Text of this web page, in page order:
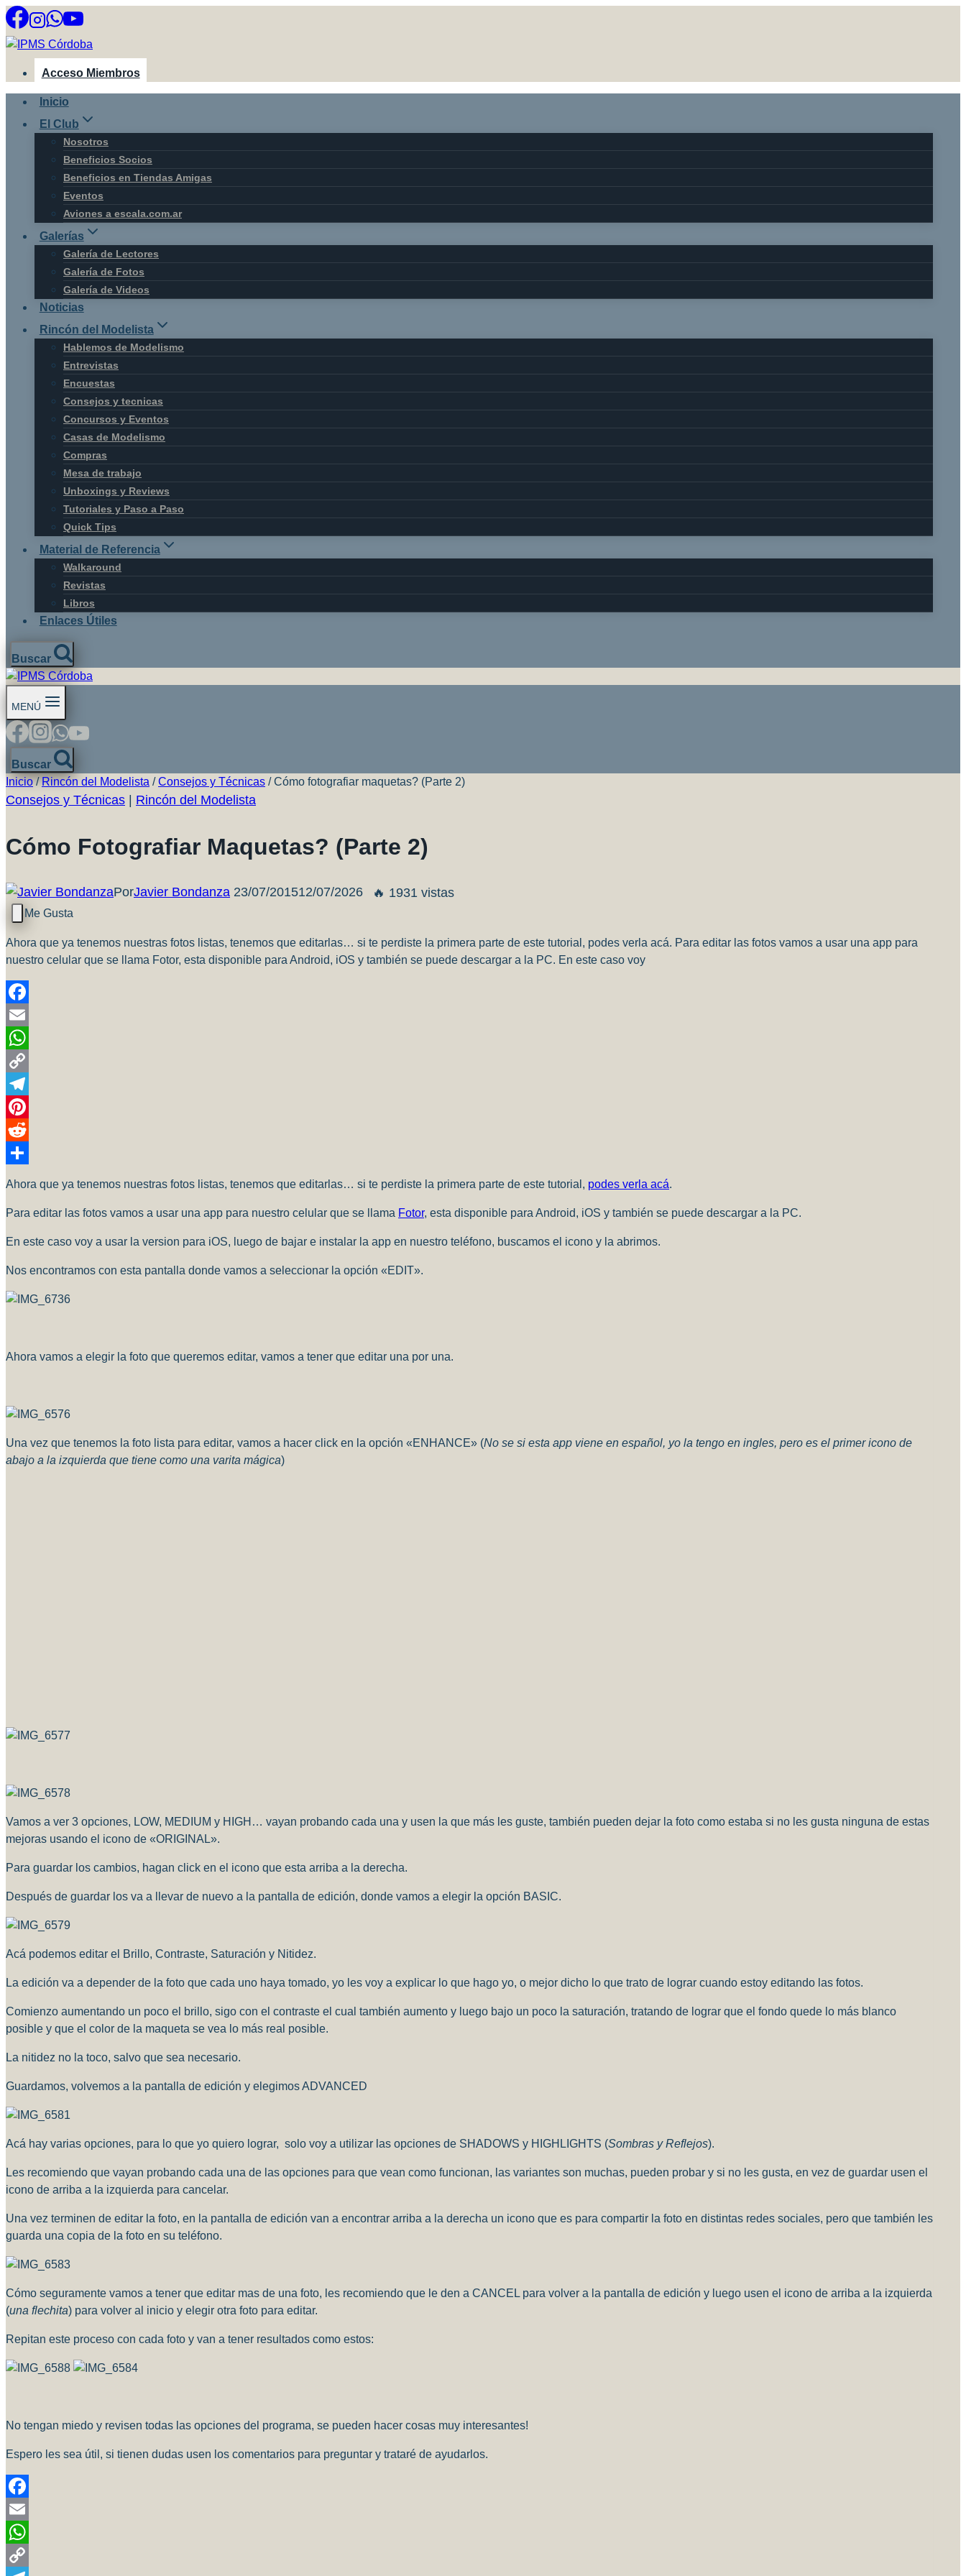
Saltar
al
contenido
Acceso Miembros
Inicio
El Club
Nosotros
Beneficios Socios
Beneficios en Tiendas Amigas
Eventos
Aviones a escala.com.ar
Galerías
Galería de Lectores
Galería de Fotos
Galería de Videos
Noticias
Rincón del Modelista
Hablemos de Modelismo
Entrevistas
Encuestas
Consejos y tecnicas
Concursos y Eventos
Casas de Modelismo
Compras
Mesa de trabajo
Unboxings y Reviews
Tutoriales y Paso a Paso
Quick Tips
Material de Referencia
Walkaround
Revistas
Libros
Enlaces Útiles
Buscar
MENÚ
Buscar
Inicio / Rincón del Modelista / Consejos y Técnicas / Cómo fotografiar maquetas? (Parte 2)
Consejos y Técnicas Rincón del Modelista
Cómo Fotografiar Maquetas? (Parte 2)
PorJavier Bondanza 23/07/201512/07/2026 🔥 1931 vistas
Ahora que ya tenemos nuestras fotos listas, tenemos que editarlas… si te perdiste la primera parte de este tutorial, podes verla acá. Para editar las fotos vamos a usar una app para
nuestro celular que se llama Fotor, esta disponible para Android, iOS y también se puede descargar a la PC. En este caso voy
Facebook
Email
WhatsApp
Copy
Link
Telegram
Pinterest
Reddit
Ahora que ya tenemos nuestras fotos listas, tenemos que editarlas… si te perdiste la primera parte de este tutorial, podes verla acá.
Para editar las fotos vamos a usar una app para nuestro celular que se llama Fotor, esta disponible para Android, iOS y también se puede descargar a la PC.
En este caso voy a usar la version para iOS, luego de bajar e instalar la app en nuestro teléfono, buscamos el icono y la abrimos.
Nos encontramos con esta pantalla donde vamos a seleccionar la opción «EDIT».
Ahora vamos a elegir la foto que queremos editar, vamos a tener que editar una por una.
Una vez que tenemos la foto lista para editar, vamos a hacer click en la opción «ENHANCE» (No se si esta app viene en español, yo la tengo en ingles, pero es el primer icono de
abajo a la izquierda que tiene como una varita mágica)
Vamos a ver 3 opciones, LOW, MEDIUM y HIGH… vayan probando cada una y usen la que más les guste, también pueden dejar la foto como estaba si no les gusta ninguna de estas
mejoras usando el icono de «ORIGINAL».
Para guardar los cambios, hagan click en el icono que esta arriba a la derecha.
Después de guardar los va a llevar de nuevo a la pantalla de edición, donde vamos a elegir la opción BASIC.
Acá podemos editar el Brillo, Contraste, Saturación y Nitidez.
La edición va a depender de la foto que cada uno haya tomado, yo les voy a explicar lo que hago yo, o mejor dicho lo que trato de lograr cuando estoy editando las fotos.
Comienzo aumentando un poco el brillo, sigo con el contraste el cual también aumento y luego bajo un poco la saturación, tratando de lograr que el fondo quede lo más blanco
posible y que el color de la maqueta se vea lo más real posible.
La nitidez no la toco, salvo que sea necesario.
Guardamos, volvemos a la pantalla de edición y elegimos ADVANCED
Acá hay varias opciones, para lo que yo quiero lograr, solo voy a utilizar las opciones de SHADOWS y HIGHLIGHTS (Sombras y Reflejos).
Les recomiendo que vayan probando cada una de las opciones para que vean como funcionan, las variantes son muchas, pueden probar y si no les gusta, en vez de guardar usen el
icono de arriba a la izquierda para cancelar.
Una vez terminen de editar la foto, en la pantalla de edición van a encontrar arriba a la derecha un icono que es para compartir la foto en distintas redes sociales, pero que también les
guarda una copia de la foto en su teléfono.
Cómo seguramente vamos a tener que editar mas de una foto, les recomiendo que le den a CANCEL para volver a la pantalla de edición y luego usen el icono de arriba a la izquierda
(una flechita) para volver al inicio y elegir otra foto para editar.
Repitan este proceso con cada foto y van a tener resultados como estos:
No tengan miedo y revisen todas las opciones del programa, se pueden hacer cosas muy interesantes!
Espero les sea útil, si tienen dudas usen los comentarios para preguntar y trataré de ayudarlos.
Facebook
Email
WhatsApp